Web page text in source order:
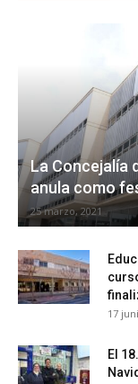
La Concejalía
anula como
25 marzo, 2021
17
El